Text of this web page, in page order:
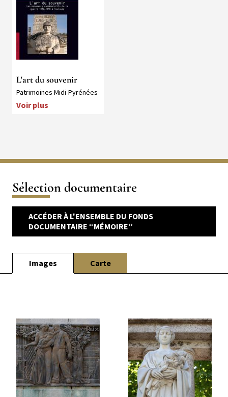
L'art du souvenir
Collection
Patrimoines Midi-Pyrénées
Voir plus
Sélection documentaire
ACCÉDER À L'ENSEMBLE DU FONDS
DOCUMENTAIRE “MÉMOIRE”
Images Carte
Image Image